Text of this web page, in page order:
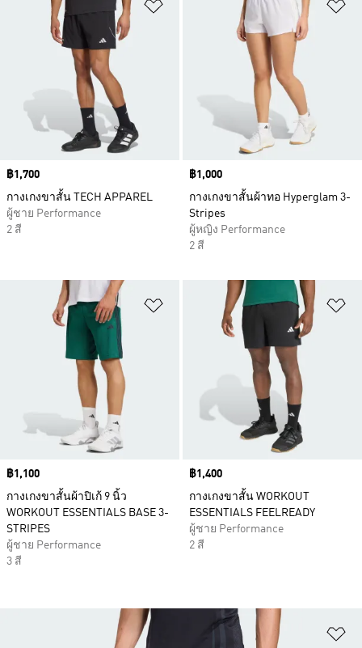
เพิ่มไปยังรายการสินค้าโปรด
Price
฿1,700
กางเกงขาสั้น TECH APPAREL
ผู้ชาย Performance
2 สี
Price
฿1,000
กางเกงขาสั้นผ้าทอ Hyperglam 3-
Stripes
ผู้หญิง Performance
2 สี
เพิ่มไปยังรายการสินค้าโปรด
Price
฿1,100
กางเกงขาสั้นผ้าปิเก้ 9 นิ้ว
WORKOUT ESSENTIALS BASE 3-
STRIPES
ผู้ชาย Performance
3 สี
Price
฿1,400
กางเกงขาสั้น WORKOUT
ESSENTIALS FEELREADY
ผู้ชาย Performance
2 สี